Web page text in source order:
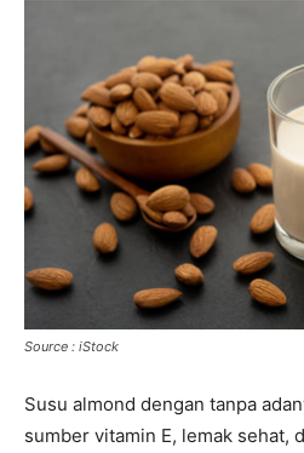
Source : iStock
Susu almond dengan tanpa
sumber vitamin E, lemak sehat,